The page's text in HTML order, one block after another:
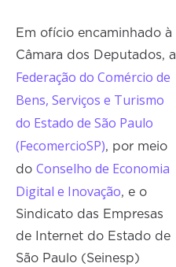
Em ofício encaminhado à
Câmara dos Deputados, a
Federação do Comércio de
Bens, Serviços e Turismo
do Estado de São Paulo
(FecomercioSP), por meio
doConselho de Economia
Digital e Inovação, e o
Sindicato das Empresas
de Internet do Estado de
São Paulo (Seinesp)